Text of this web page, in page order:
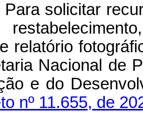
solicitar
relatório
Nacional de
e do
nº 11.655, de